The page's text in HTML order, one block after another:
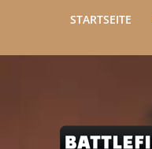
STARTSEITE